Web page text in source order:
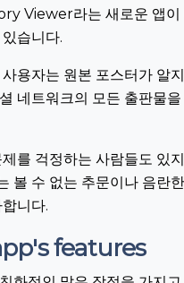
Viewer라는 새로운 앱이
습니다.
용자는 원본 포스터가 알
네트워크의 모든 출판물을
를 걱정하는 사람들도 있
볼 수 없는 추문이나 음란
니다.
features